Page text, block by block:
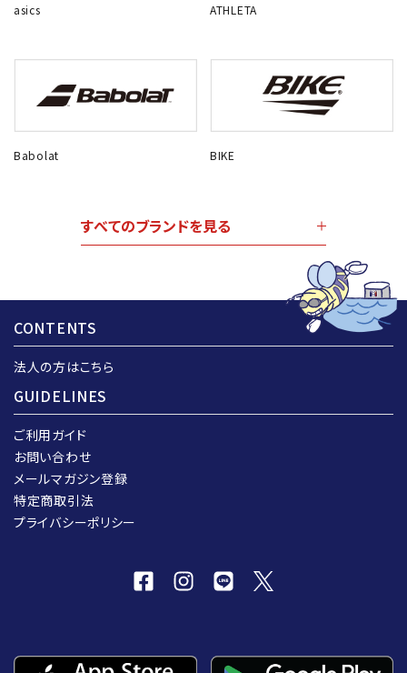
asics ATHLETA
Babolat BIKE
すべてのブランドを見る
CONTENTS
法人の方はこちら
GUIDELINES
ご利用ガイド
お問い合わせ
メールマガジン登録
特定商取引法
プライバシーポリシー